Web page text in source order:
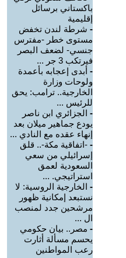
باكستاني برسائل
إقليمية
- شرطة لندن تخفض
مستوى خطر -مفترس
جنسي- لضعف البصر
فيرتكب 3 جر ...
- أبدى إعجابه بأعمدة
ولوحات وزارة
الخارجية.. ترامب: يحق
للرئيس ...
- الجزائري ابن ناصر
يودع جماهير ميلان بعد
إنهاء عقده مع النادي ...
- -اتفاقية مكة-.. قلق
إسرائيلي من سعي
السعودية لعمق
استراتيجي. ...
- الخارجية الروسية: لا
نستبعد إمكانية ظهور
مرشحين جدد لمنصب
ال ...
- مصر.. بيان حكومي
يحسم مسألة أثارت
رعب المواطنين